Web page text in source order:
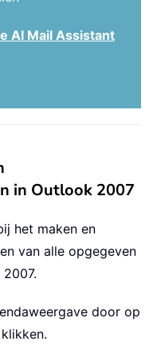
AI Mail Assistant
in Outlook 2007
het maken en
van alle opgegeven
door op